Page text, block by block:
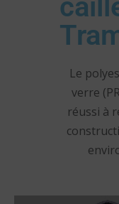
Le
verre
réussi à